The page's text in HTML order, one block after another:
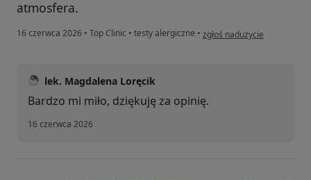
atmosfera.
16 czerwca 2026 • Top Clinic • testy alergiczne • w opinii użytkownika KR
zgłoś nadużycie
lek. Magdalena Loręcik
Bardzo mi miło, dziękuję za opinię.
16 czerwca 2026